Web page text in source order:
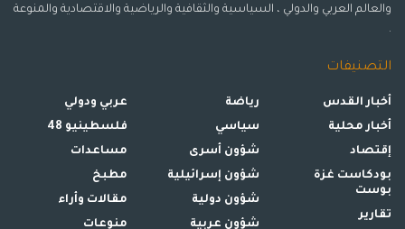
والعالم العربي والدولي ، السياسية والثقافية والرياضية والاقتصادية والمنوعة
.
التصنيفات
أخبار القدس
أخبار محلية
إقتصاد
بودكاست غزة
بوست
تقارير
رياضة
سياسي
شؤون أسرى
شؤون إسرائيلية
شؤون دولية
شؤون عربية
عربي ودولي
فلسطينيو 48
مساعدات
مطبخ
مقالات وأراء
منوعات